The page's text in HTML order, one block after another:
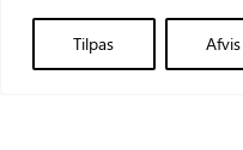
Tilpas
Triolab AS
Vallensbækvej 35